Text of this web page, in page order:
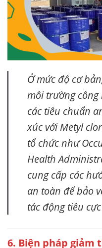
Ở mức độ cơ
môi trường
các tiêu chuẩn
xúc với Metyl
tổ chức như
Health
cung cấp các
an toàn để bảo
tác động tiêu
6. Biện pháp giảm